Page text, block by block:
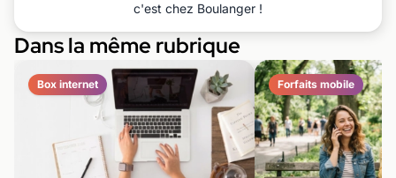
c'est chez Boulanger !
Dans la même rubrique
Box internet Forfaits mobile